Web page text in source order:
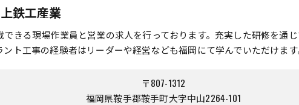
鉄工産業
できる現場作業員と営業の求人を行っております。充実した研修を通
ント工事の経験者はリーダーや経営なども福岡にて学んでいただけま
〒807-1312
福岡県鞍手郡鞍手町大字中山2264-101